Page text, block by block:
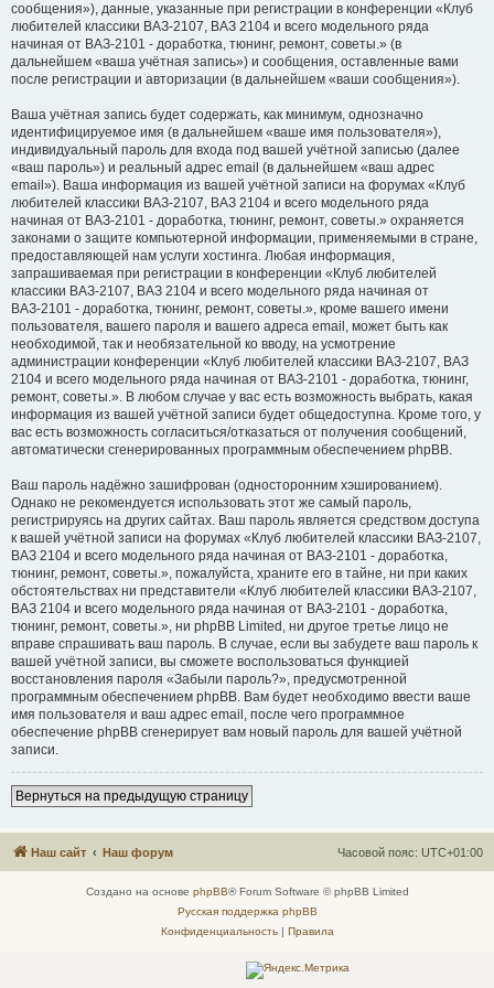
сообщения»), данные, указанные при регистрации в конференции «Клуб
любителей классики ВАЗ-2107, ВАЗ 2104 и всего модельного ряда
начиная от ВАЗ-2101 - доработка, тюнинг, ремонт, советы.» (в
дальнейшем «ваша учётная запись») и сообщения, оставленные вами
после регистрации и авторизации (в дальнейшем «ваши сообщения»).
Ваша учётная запись будет содержать, как минимум, однозначно
идентифицируемое имя (в дальнейшем «ваше имя пользователя»),
индивидуальный пароль для входа под вашей учётной записью (далее
«ваш пароль») и реальный адрес email (в дальнейшем «ваш адрес
email»). Ваша информация из вашей учётной записи на форумах «Клуб
любителей классики ВАЗ-2107, ВАЗ 2104 и всего модельного ряда
начиная от ВАЗ-2101 - доработка, тюнинг, ремонт, советы.» охраняется
законами о защите компьютерной информации, применяемыми в стране,
предоставляющей нам услуги хостинга. Любая информация,
запрашиваемая при регистрации в конференции «Клуб любителей
классики ВАЗ-2107, ВАЗ 2104 и всего модельного ряда начиная от
ВАЗ-2101 - доработка, тюнинг, ремонт, советы.», кроме вашего имени
пользователя, вашего пароля и вашего адреса email, может быть как
необходимой, так и необязательной ко вводу, на усмотрение
администрации конференции «Клуб любителей классики ВАЗ-2107, ВАЗ
2104 и всего модельного ряда начиная от ВАЗ-2101 - доработка, тюнинг,
ремонт, советы.». В любом случае у вас есть возможность выбрать, какая
информация из вашей учётной записи будет общедоступна. Кроме того, у
вас есть возможность согласиться/отказаться от получения сообщений,
автоматически сгенерированных программным обеспечением phpBB.
Ваш пароль надёжно зашифрован (односторонним хэшированием).
Однако не рекомендуется использовать этот же самый пароль,
регистрируясь на других сайтах. Ваш пароль является средством доступа
к вашей учётной записи на форумах «Клуб любителей классики ВАЗ-2107,
ВАЗ 2104 и всего модельного ряда начиная от ВАЗ-2101 - доработка,
тюнинг, ремонт, советы.», пожалуйста, храните его в тайне, ни при каких
обстоятельствах ни представители «Клуб любителей классики ВАЗ-2107,
ВАЗ 2104 и всего модельного ряда начиная от ВАЗ-2101 - доработка,
тюнинг, ремонт, советы.», ни phpBB Limited, ни другое третье лицо не
вправе спрашивать ваш пароль. В случае, если вы забудете ваш пароль к
вашей учётной записи, вы сможете воспользоваться функцией
восстановления пароля «Забыли пароль?», предусмотренной
программным обеспечением phpBB. Вам будет необходимо ввести ваше
имя пользователя и ваш адрес email, после чего программное
обеспечение phpBB сгенерирует вам новый пароль для вашей учётной
записи.
Вернуться на предыдущую страницу
Наш сайт Наш форум Часовой пояс: UTC+01:00
Создано на основе phpBB® Forum Software © phpBB Limited
Русская поддержка phpBB
Конфиденциальность| Правила